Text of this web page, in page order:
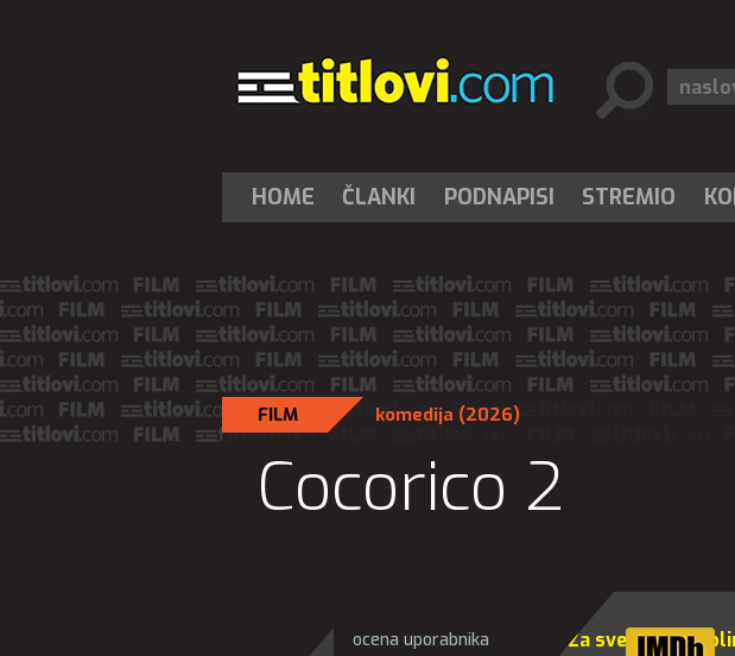
HOME ČLANKI PODNAPISI STREMIO
FILM komedija (2026)
Cocorico 2
Za sve opcije
ocena uporabnika